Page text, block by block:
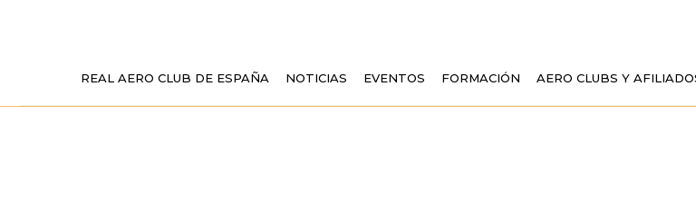
REAL AERO CLUB DE ESPAÑA NOTICIAS EVENTOS FORMACIÓN AERO CLUBS Y